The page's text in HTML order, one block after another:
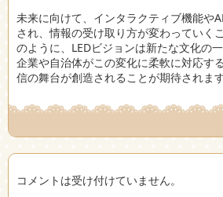
未来に向けて、インタラクティブ機能や
され、情報の受け取り方が変わっていく
のように、LEDビジョンは新たな文化の
企業や自治体がこの変化に柔軟に対応す
信の舞台が創造されることが期待されます
コメントは受け付けていません。